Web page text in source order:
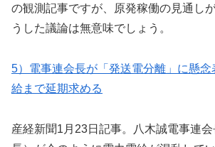
の観測記事ですが、原発稼働の見通し
うした議論は無意味でしょう。
5）電事連会長が「発送電分離」に懸
給まで延期求める
産経新聞1月23日記事。八木誠電事連